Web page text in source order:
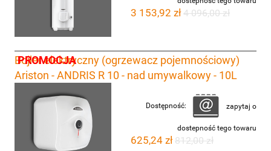
3 153,92 zł4 096,00 zł
Bojler elektryczny (ogrzewacz pojemnościowy)
Ariston - ANDRIS R 10 - nad umywalkowy - 10L
Dostępność: zapytaj o
dostepność tego towaru
625,24 zł812,00 zł
PROMOCJA